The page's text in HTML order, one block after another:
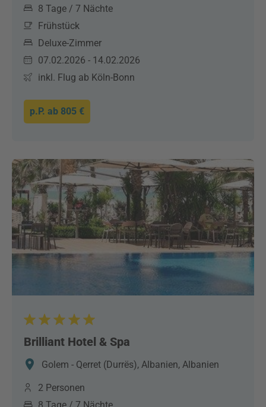
8 Tage / 7 Nächte
Frühstück
Deluxe-Zimmer
07.02.2026 - 14.02.2026
inkl. Flug ab Köln-Bonn
p.P. ab 805 €
Brilliant Hotel & Spa
Golem - Qerret (Durrës), Albanien, Albanien
2 Personen